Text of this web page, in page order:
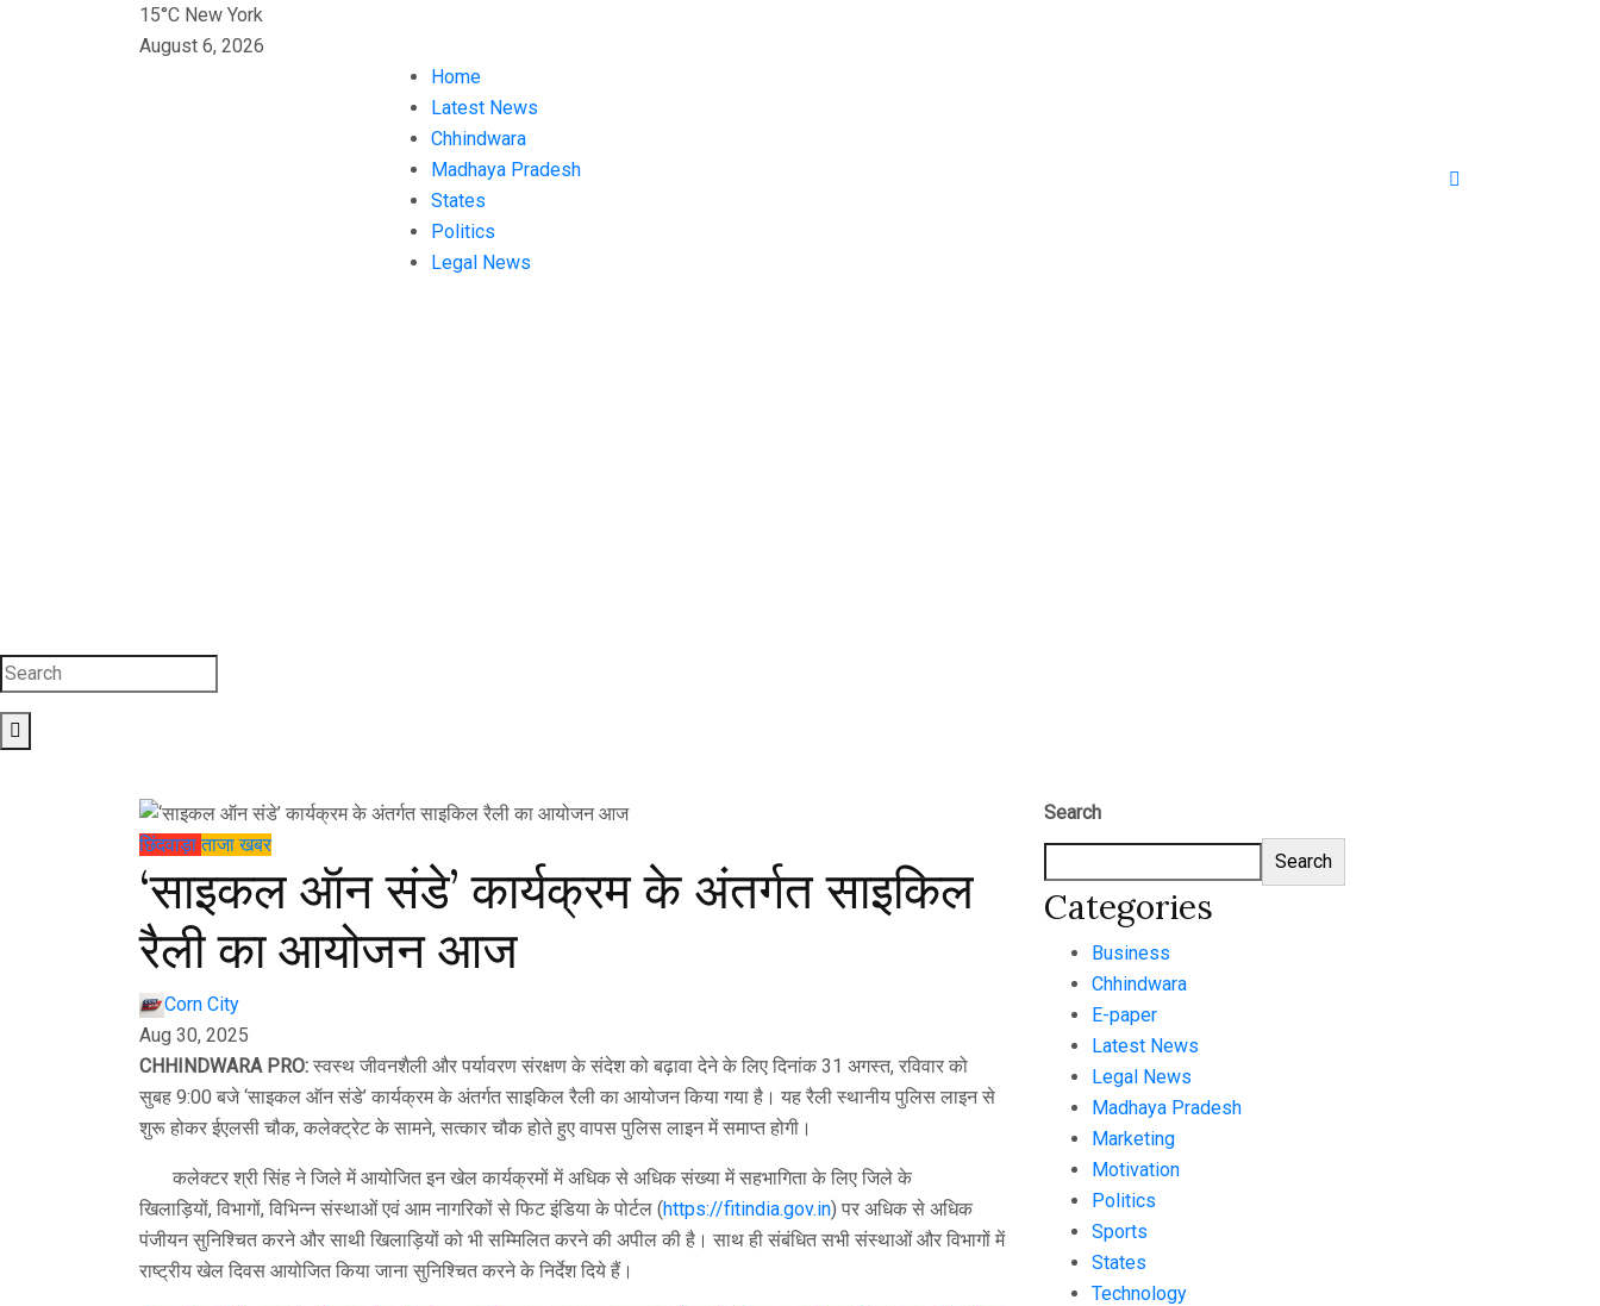
15°C New York
August 6, 2026
Home
Latest News
Chhindwara
Madhaya Pradesh
States
Politics
Legal News
छिंदवाड़ाताजा खबर
‘साइकल ऑन संडे’ कार्यक्रम के अंतर्गत साइकिल
रैली का आयोजन आज
Corn City
Aug 30, 2025
CHHINDWARA PRO: स्वस्थ जीवनशैली और पर्यावरण संरक्षण के संदेश को बढ़ावा देने के लिए दिनांक 31 अगस्त, रविवार को
सुबह 9:00 बजे ‘साइकल ऑन संडे’ कार्यक्रम के अंतर्गत साइकिल रैली का आयोजन किया गया है। यह रैली स्थानीय पुलिस लाइन से
शुरू होकर ईएलसी चौक, कलेक्ट्रेट के सामने, सत्कार चौक होते हुए वापस पुलिस लाइन में समाप्त होगी।
कलेक्टर श्री सिंह ने जिले में आयोजित इन खेल कार्यक्रमों में अधिक से अधिक संख्या में सहभागिता के लिए जिले के
खिलाड़ियों, विभागों, विभिन्न संस्थाओं एवं आम नागरिकों से फिट इंडिया के पोर्टल (https://fitindia.gov.in) पर अधिक से अधिक
पंजीयन सुनिश्चित करने और साथी खिलाड़ियों को भी सम्मिलित करने की अपील की है। साथ ही संबंधित सभी संस्थाओं और विभागों में
राष्ट्रीय खेल दिवस आयोजित किया जाना सुनिश्चित करने के निर्देश दिये हैं।
Search
Search
Categories
Business
Chhindwara
E-paper
Latest News
Legal News
Madhaya Pradesh
Marketing
Motivation
Politics
Sports
States
Technology